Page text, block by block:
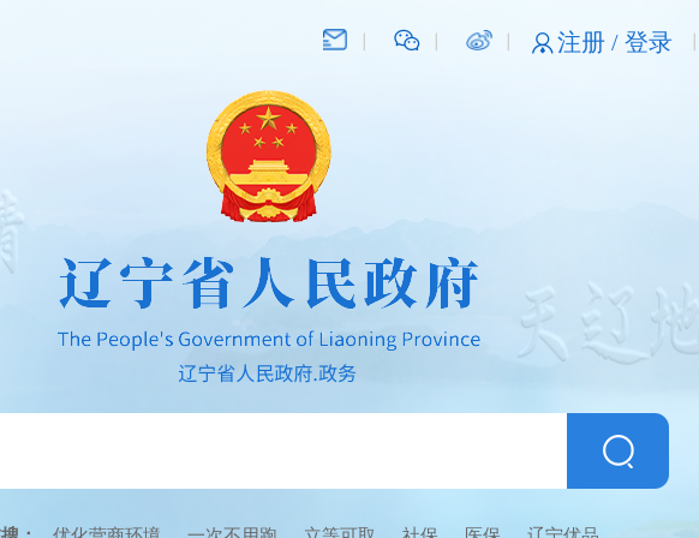
注册 / 登录